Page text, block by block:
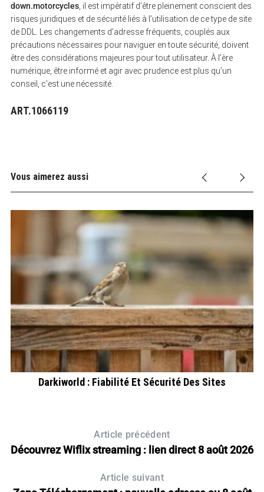
down.motorcycles, il est impératif d’être pleinement conscient des
risques juridiques et de sécurité liés à l’utilisation de ce type de site
de DDL. Les changements d’adresse fréquents, couplés aux
précautions nécessaires pour naviguer en toute sécurité, doivent
être des considérations majeures pour tout utilisateur. À l’ère
numérique, être informé et agir avec prudence est plus qu’un
conseil, c’est une nécessité.
ART.1066119
Vous aimerez aussi
Darkiworld : Fiabilité Et Sécurité Des Sites
Article précédent
Découvrez Wiflix streaming : lien direct 8 août 2026
Article suivant